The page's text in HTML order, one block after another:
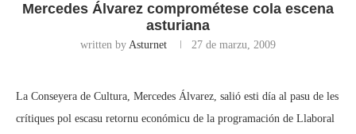
Mercedes Álvarez comprométese cola escena
asturiana
written by Asturnet 27 de marzu, 2009
La Conseyera de Cultura, Mercedes Álvarez, salió esti día al pasu de les
crítiques pol escasu retornu económicu de la programación de Llaboral